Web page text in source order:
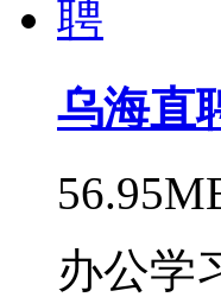
乌海直
办公学